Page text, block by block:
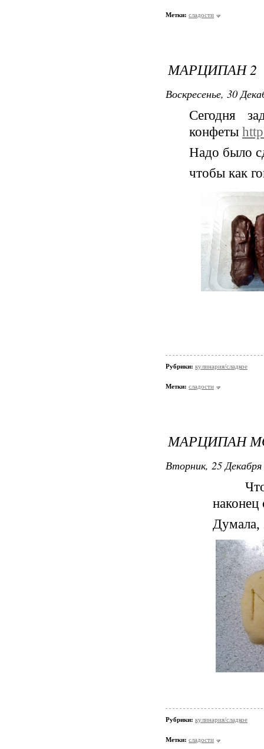
Метки: сладости
МАРЦИПАН 2
Воскресенье, 30
Сегодня
конфеты
Надо было
чтобы как
Рубрики: кулинария/сладкое
Метки: сладости
МАРЦИПАН
Вторник, 25
Что-
наконец
Думала,
Рубрики: кулинария/сладкое
Метки: сладости